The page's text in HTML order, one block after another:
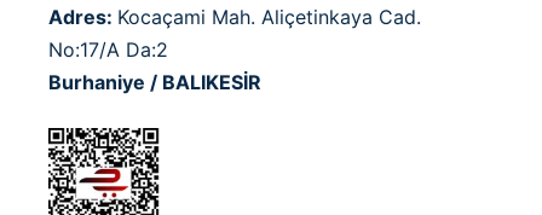
Adres: Kocaçami Mah. Aliçetinkaya Cad.
No:17/A Da:2
Burhaniye / BALIKESİR